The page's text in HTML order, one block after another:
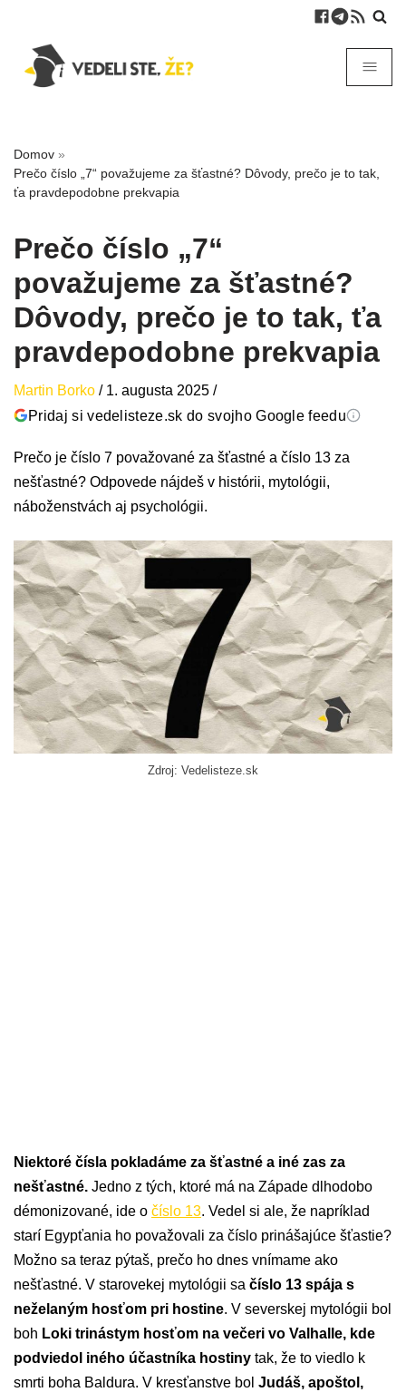
Domov »
Prečo číslo „7“ považujeme za šťastné? Dôvody, prečo je to tak,
ťa pravdepodobne prekvapia
Prečo číslo „7“
považujeme za šťastné?
Dôvody, prečo je to tak, ťa
pravdepodobne prekvapia
Martin Borko / 1. augusta 2025 /
Pridaj si vedelisteze.sk do svojho Google feedu
Prečo je číslo 7 považované za šťastné a číslo 13 za
nešťastné? Odpovede nájdeš v histórii, mytológii,
náboženstvách aj psychológii.
Zdroj: Vedelisteze.sk
Niektoré čísla pokladáme za šťastné a iné zas za
nešťastné. Jedno z tých, ktoré má na Západe dlhodobo
démonizované, ide o číslo 13. Vedel si ale, že napríklad
starí Egypťania ho považovali za číslo prinášajúce šťastie?
Možno sa teraz pýtaš, prečo ho dnes vnímame ako
nešťastné. V starovekej mytológii sa číslo 13 spája s
neželaným hosťom pri hostine. V severskej mytológii bol
boh Loki trinástym hosťom na večeri vo Valhalle, kde
podviedol iného účastníka hostiny tak, že to viedlo k
smrti boha Baldura. V kresťanstve bol Judáš, apoštol,